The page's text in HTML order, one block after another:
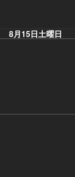
8月15日土曜日